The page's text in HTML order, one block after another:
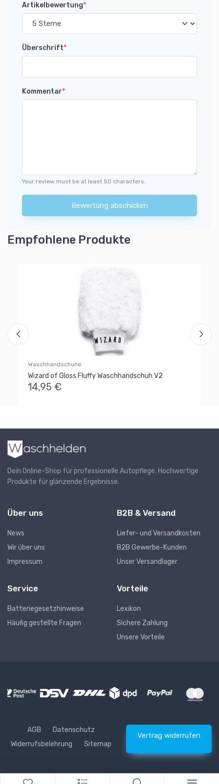
Artikelbewertung*
Überschrift*
Kommentar*
Your review must be at least 50 characters.
Bewertung abschicken
Empfohlene Produkte
Waschhandschuhe
Wizard of Gloss Fluffy Waschhandschuh V2
14,95 €
Dein Online-Shop für professionelle Autopflege. Hochwertige
Produkte für glänzende Ergebnisse.
Über uns
News
Wir über uns
Impressum
B2B & Versand
Liefer- und Versandkosten
B2B Gewerbe-Kunden
Unser Versandlager
Service
Batteriegesetzhinweise
Häufig gestellte Fragen
Vorteile
Lexikon
Sichere Zahlung
Unsere Vorteile
AGB
Datenschutz
Widerrufsbelehrung
Sitemap
Vertrag widerrufen